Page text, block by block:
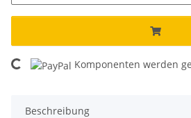
Loading... Komponenten werden
Beschreibung